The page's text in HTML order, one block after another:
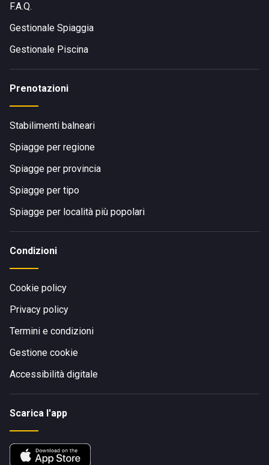
F.A.Q.
Gestionale Spiaggia
Gestionale Piscina
Prenotazioni
Stabilimenti balneari
Spiagge per regione
Spiagge per provincia
Spiagge per tipo
Spiagge per località più popolari
Condizioni
Cookie policy
Privacy policy
Termini e condizioni
Gestione cookie
Accessibilità digitale
Scarica l'app